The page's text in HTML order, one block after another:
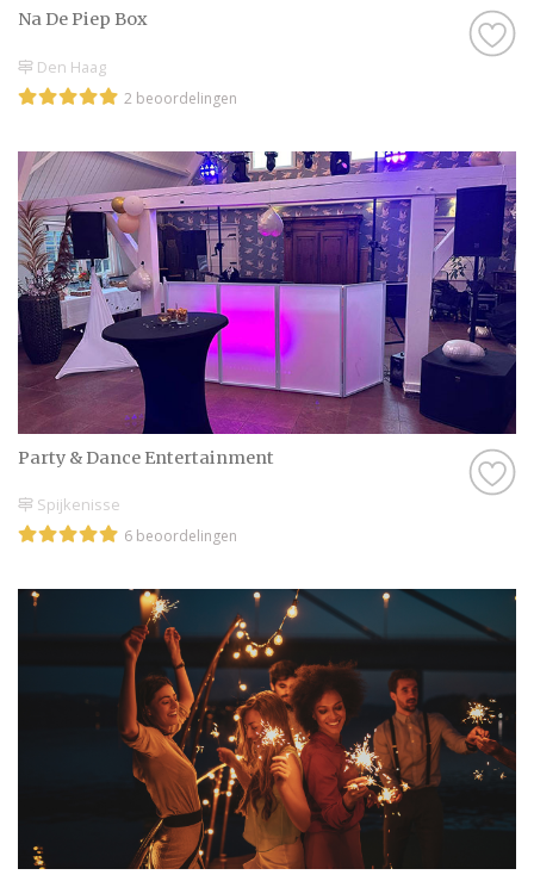
Na De Piep Box
Den Haag
2 beoordelingen
Party & Dance Entert​​ain​ment
Spijkenisse
6 beoordelingen